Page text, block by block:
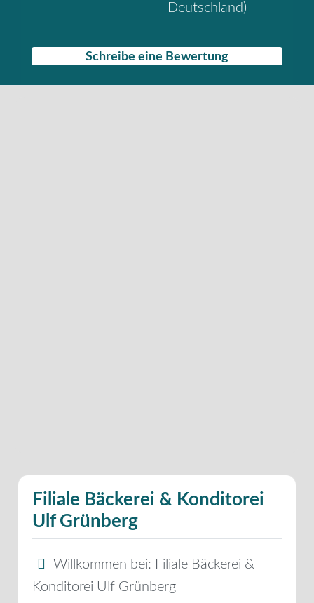
Deutschland)
Schreibe eine Bewertung
Filiale Bäckerei & Konditorei
Ulf Grünberg
Willkommen bei: Filiale Bäckerei &
Konditorei Ulf Grünberg